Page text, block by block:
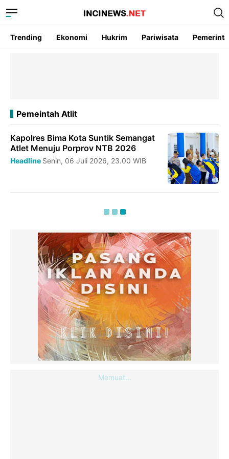
Trending Ekonomi Hukrim Pariwisata
Pemeintah Atlit
Kapolres Bima Kota Suntik Semangat
Atlet Menuju Porprov NTB 2026
Headline Senin, 06 Juli 2026, 23.00 WIB
Memuat...